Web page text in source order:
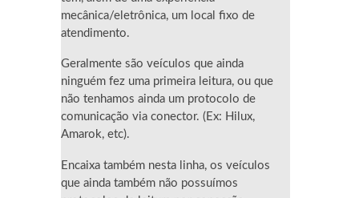
mecânica/eletrônica, um local fixo de
atendimento.
Geralmente são veículos que ainda
ninguém fez uma primeira leitura, ou que
não tenhamos ainda um protocolo de
comunicação via conector. (Ex: Hilux,
Amarok, etc).
Encaixa também nesta linha, os veículos
que ainda também não possuímos